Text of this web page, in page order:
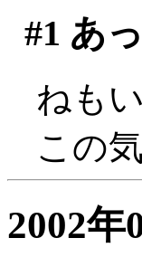
#1 あ
ねも
この
2002年